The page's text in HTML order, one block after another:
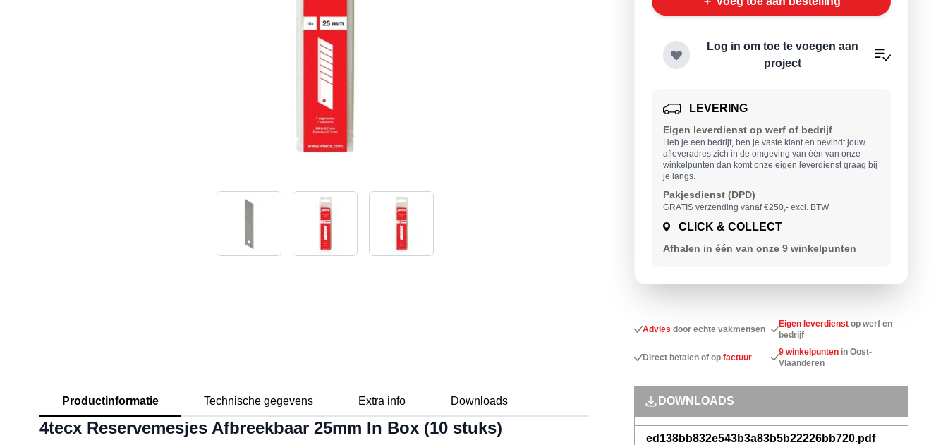
View larger imageView larger imageView larger image
Log in om toe te voegen aan
project
LEVERING
Eigen leverdienst op werf of bedrijf
Heb je een bedrijf, ben je vaste klant en bevindt jouw
afleveradres zich in de omgeving van één van onze
winkelpunten dan komt onze eigen leverdienst graag bij
je langs.
Pakjesdienst (DPD)
GRATIS verzending vanaf €250,- excl. BTW
CLICK & COLLECT
Afhalen in één van onze 9 winkelpunten
Advies door echte vakmensen
Eigen leverdienst op werf en
bedrijf
Direct betalen of op factuur
9 winkelpunten in Oost-
Vlaanderen
Productinformatie Technische gegevens Extra info Downloads
4tecx Reservemesjes Afbreekbaar 25mm In Box (10 stuks)
DOWNLOADS
ed138bb832e543b3a83b5b22226bb720.pdf